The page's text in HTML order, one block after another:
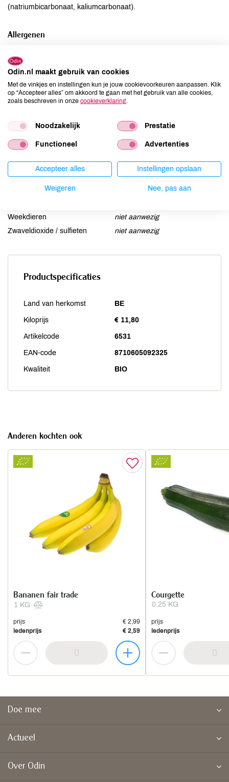
(natriumbicarbonaat, kaliumcarbonaat).
Allergenen
Ei
aanwezig
Gluten
aanwezig
Lactose
kan bevatten
Mosterd
kan bevatten
Schaaldieren
niet aanwezig
Selderij
niet aanwezig
Sesam
kan bevatten
kan bevatten
Weekdieren
niet aanwezig
Zwaveldioxide / sulfieten
niet aanwezig
Productspecificaties
Land van herkomst BE
Kiloprijs € 11,80
Artikelcode 6531
EAN-code 8710605092325
Kwaliteit BIO
Anderen kochten ook
1 KG
Bananen fair trade
prijs
€ 2,99
ledenprijs
€ 2,59
0.25 KG
Courgette
prijs
ledenprijs
Doe mee
Actueel
Over Odin
Odin.nl maakt gebruik van cookies
Met de vinkjes en instellingen kun je jouw cookievoorkeuren aanpassen. Klik
op “Accepteer alles” om akkoord te gaan met het gebruik van alle cookies,
zoals beschreven in onze cookieverklaring
Noodzakelijk Prestatie
Functioneel Advertenties
Accepteer alles Instellingen opslaan
Weigeren Nee, pas aan